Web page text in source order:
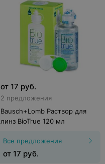
от 17 руб.
2 предложения
Bausch+Lomb Раствор для
линз BioTrue 120 мл
Все предложения
от 17 руб.